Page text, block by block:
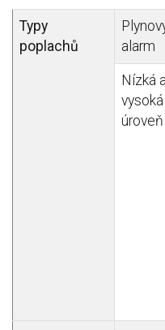
Typy
poplachů
alarm
Nízká
vysoká
úroveň